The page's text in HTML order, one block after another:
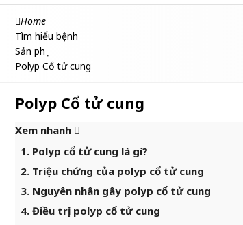
Home
Tìm hiểu bệnh
Sản phụ
Polyp Cổ tử cung
Polyp Cổ tử cung
Xem nhanh
1. Polyp cổ tử cung là gì?
2. Triệu chứng của polyp cổ tử cung
3. Nguyên nhân gây polyp cổ tử cung
4. Điều trị polyp cổ tử cung